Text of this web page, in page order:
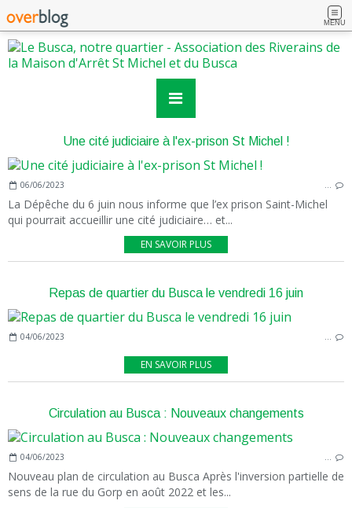
MENU
Une cité judiciaire à l'ex-prison St Michel !
06/06/2023 …
La Dépêche du 6 juin nous informe que l’ex prison Saint-Michel
qui pourrait accueillir une cité judiciaire… et...
EN SAVOIR PLUS
Repas de quartier du Busca le vendredi 16 juin
04/06/2023 …
EN SAVOIR PLUS
Circulation au Busca : Nouveaux changements
04/06/2023 …
Nouveau plan de circulation au Busca Après l'inversion partielle de
sens de la rue du Gorp en août 2022 et les...